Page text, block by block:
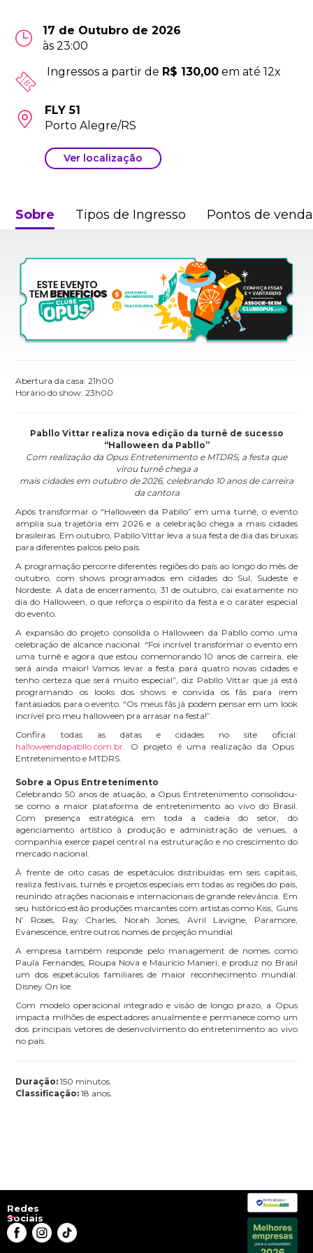
17 de Outubro de 2026
às 23:00
Ingressos a partir de R$ 130,00 em até 12x
FLY 51
Porto Alegre/RS
Ver localização
Sobre Tipos de Ingresso Pontos de venda
Abertura da casa: 21h00
Horário do show: 23h00
Pabllo Vittar realiza nova edição da turnê de sucesso
“Halloween da Pabllo”
Com realização da Opus Entretenimento e MTDRS, a festa que
virou turnê chega a
mais cidades em outubro de 2026, celebrando 10 anos de carreira
da cantora
Após transformar o “Halloween da Pabllo” em uma turnê, o evento
amplia sua trajetória em 2026 e a celebração chega a mais cidades
brasileiras. Em outubro, Pabllo Vittar leva a sua festa de dia das bruxas
para diferentes palcos pelo país.
A programação percorre diferentes regiões do país ao longo do mês de
outubro, com shows programados em cidades do Sul, Sudeste e
Nordeste. A data de encerramento, 31 de outubro, cai exatamente no
dia do Halloween, o que reforça o espírito da festa e o caráter especial
do evento.
A expansão do projeto consolida o Halloween da Pabllo como uma
celebração de alcance nacional. “Foi incrível transformar o evento em
uma turnê e agora que estou comemorando 10 anos de carreira, ele
será ainda maior! Vamos levar a festa para quatro novas cidades e
tenho certeza que será muito especial”, diz Pabllo Vittar que já está
programando os looks dos shows e convida os fãs para irem
fantasiados para o evento. “Os meus fãs já podem pensar em um look
incrível pro meu halloween pra arrasar na festa!”.
Confira todas as datas e cidades no site oficial:
halloweendapabllo.com.br. O projeto é uma realização da Opus
Entretenimento e MTDRS.
Sobre a Opus Entretenimento
Celebrando 50 anos de atuação, a Opus Entretenimento consolidou-
se como a maior plataforma de entretenimento ao vivo do Brasil.
Com presença estratégica em toda a cadeia do setor, do
agenciamento artístico à produção e administração de venues, a
companhia exerce papel central na estruturação e no crescimento do
mercado nacional.
À frente de oito casas de espetáculos distribuídas em seis capitais,
realiza festivais, turnês e projetos especiais em todas as regiões do país,
reunindo atrações nacionais e internacionais de grande relevância. Em
seu histórico estão produções marcantes com artistas como Kiss, Guns
N’ Roses, Ray Charles, Norah Jones, Avril Lavigne, Paramore,
Evanescence, entre outros nomes de projeção mundial.
A empresa também responde pelo management de nomes como
Paula Fernandes, Roupa Nova e Maurício Manieri, e produz no Brasil
um dos espetáculos familiares de maior reconhecimento mundial:
Disney On Ice.
Com modelo operacional integrado e visão de longo prazo, a Opus
impacta milhões de espectadores anualmente e permanece como um
dos principais vetores de desenvolvimento do entretenimento ao vivo
no país.
Duração: 150 minutos.
Classificação: 18 anos.
Redes
Sociais
Verificada por